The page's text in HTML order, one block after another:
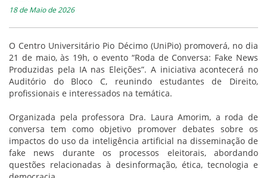
18 de Maio de 2026
O Centro Universitário Pio Décimo (UniPio) promoverá, no dia
21 de maio, às 19h, o evento “Roda de Conversa: Fake News
Produzidas pela IA nas Eleições”. A iniciativa acontecerá no
Auditório do Bloco C, reunindo estudantes de Direito,
profissionais e interessados na temática.
Organizada pela professora Dra. Laura Amorim, a roda de
conversa tem como objetivo promover debates sobre os
impactos do uso da inteligência artificial na disseminação de
fake news durante os processos eleitorais, abordando
questões relacionadas à desinformação, ética, tecnologia e